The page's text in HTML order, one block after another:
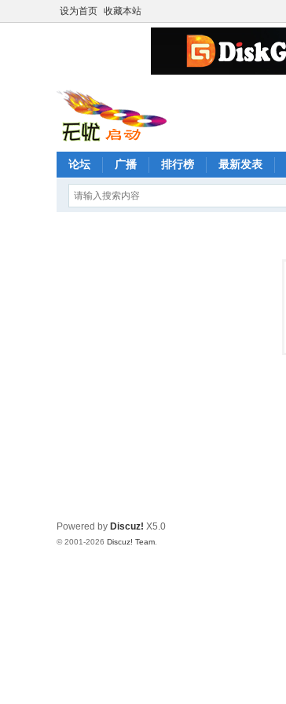
设为首页 收藏本站
论坛 广播 排行榜 最新发表
Powered by Discuz! X5.0
© 2001-2026 Discuz! Team